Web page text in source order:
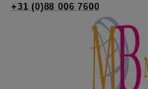
+31 (0)88 006 7600